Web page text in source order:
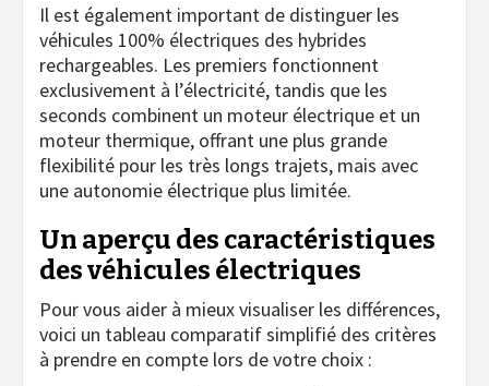
Il est également important de distinguer les
véhicules 100% électriques des hybrides
rechargeables. Les premiers fonctionnent
exclusivement à l’électricité, tandis que les
seconds combinent un moteur électrique et un
moteur thermique, offrant une plus grande
flexibilité pour les très longs trajets, mais avec
une autonomie électrique plus limitée.
Un aperçu des caractéristiques
des véhicules électriques
Pour vous aider à mieux visualiser les différences,
voici un tableau comparatif simplifié des critères
à prendre en compte lors de votre choix :